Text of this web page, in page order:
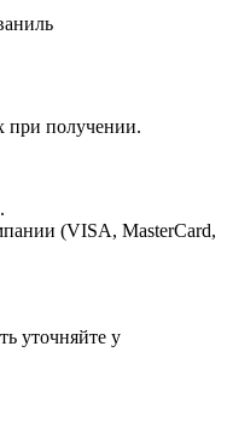
при получении.
(VISA, MasterCard,
уточняйте у